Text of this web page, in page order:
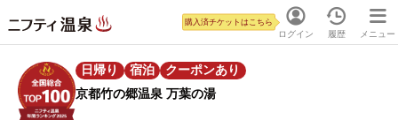
ログイン
購入済チケットはこちら
履歴 メニュー
日帰り 宿泊
クーポンあり
京都竹の郷温泉 万葉の湯